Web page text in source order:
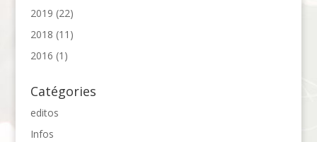
2019 (22)
2018 (11)
2016 (1)
Catégories
editos
Infos